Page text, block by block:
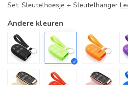
Set: Sleutelhoesje + Sleutelhanger
Andere kleuren